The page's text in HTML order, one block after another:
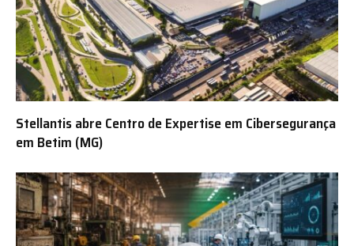
Stellantis abre Centro de Expertise em Cibersegurança
em Betim (MG)